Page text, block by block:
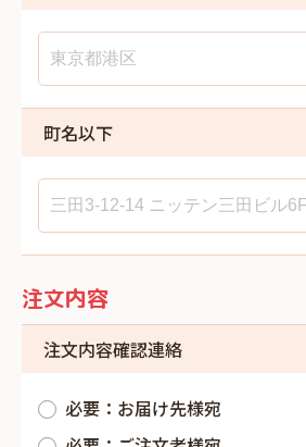
町名以下
注文内容
注文内容確認連絡
必要：お届け先様宛